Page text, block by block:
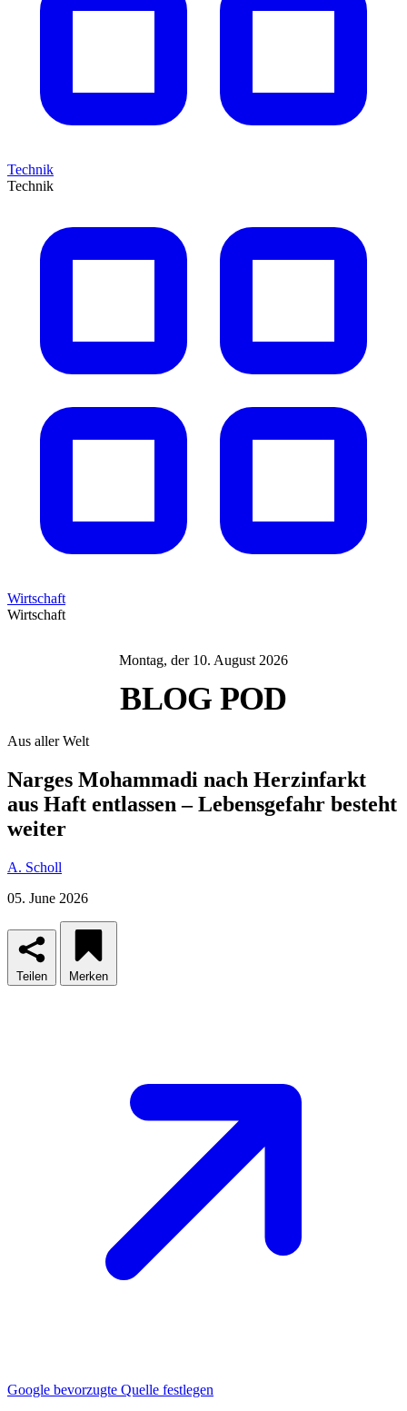
Technik
Technik
Wirtschaft
Wirtschaft
Montag, der 10. August 2026
BLOG POD
Aus aller Welt
Narges Mohammadi nach Herzinfarkt
aus Haft entlassen – Lebensgefahr besteht
weiter
A. Scholl
05. June 2026
Teilen Merken
Google bevorzugte Quelle festlegen